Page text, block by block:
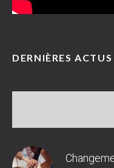
DERNIÈRES ACTUS